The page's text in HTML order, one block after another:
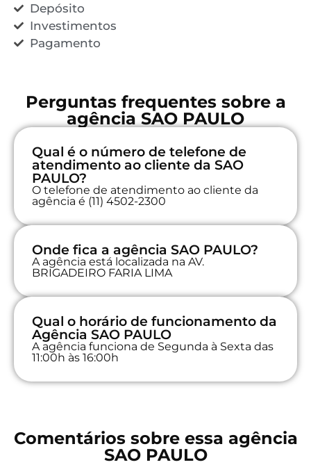
Depósito
Investimentos
Pagamento
Perguntas frequentes sobre a
agência SAO PAULO
Qual é o número de telefone de
atendimento ao cliente da SAO
PAULO?
O telefone de atendimento ao cliente da
agência é (11) 4502-2300
Onde fica a agência SAO PAULO?
A agência está localizada na AV.
BRIGADEIRO FARIA LIMA
Qual o horário de funcionamento da
Agência SAO PAULO
A agência funciona de Segunda à Sexta das
11:00h às 16:00h
Comentários sobre essa agência
SAO PAULO